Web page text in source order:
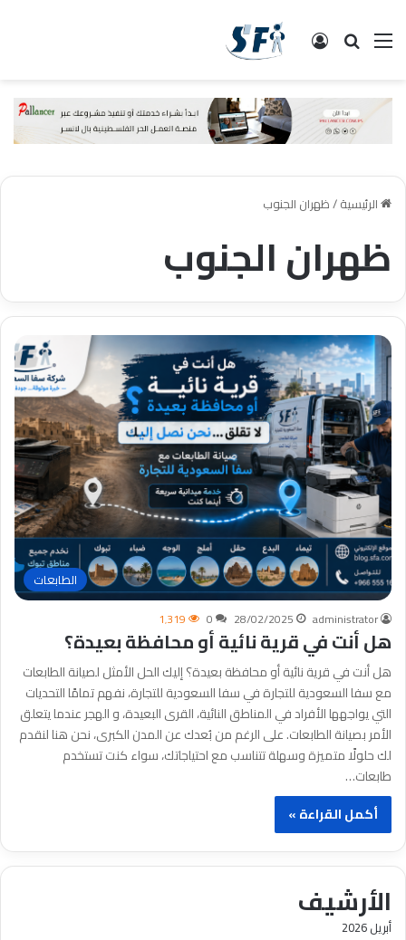
القائمة البحث تسجيل الدخول
الرئيسية/ظهران الجنوب
ظهران الجنوب
الطابعات
administrator
28/02/2025
0 1٬319
هل أنت في قرية نائية أو محافظة بعيدة؟
هل أنت في قرية نائية أو محافظة بعيدة؟ إليك الحل الأمثل لصيانة الطابعات
مع سفا السعودية للتجارة في سفا السعودية للتجارة، نفهم تمامًا التحديات
التي يواجهها الأفراد في المناطق النائية، القرى البعيدة، و الهجر عندما يتعلق
الأمر بصيانة الطابعات. على الرغم من بُعدك عن المدن الكبرى، نحن هنا لنقدم
لك حلولًا متميزة وسهلة تتناسب مع احتياجاتك، سواء كنت تستخدم
طابعات…
أكمل القراءة »
الأرشيف
أبريل 2026